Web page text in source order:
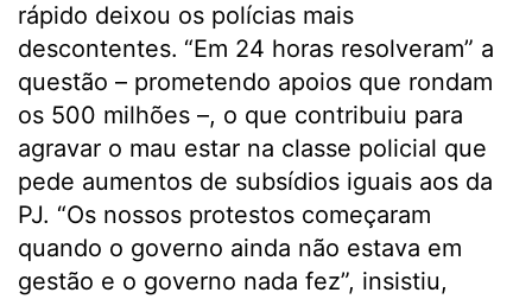
rápido deixou os polícias mais
descontentes. “Em 24 horas resolveram” a
questão – prometendo apoios que rondam
os 500 milhões –, o que contribuiu para
agravar o mau estar na classe policial que
pede aumentos de subsídios iguais aos da
PJ. “Os nossos protestos começaram
quando o governo ainda não estava em
gestão e o governo nada fez”, insistiu,